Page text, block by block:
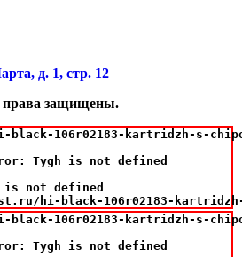
д. 1, стр. 12
права защищены.
106r02183-kartridzh-s-
Tygh is not defined
is not defined
hi-black-106r02183-
106r02183-kartridzh-s-chipom-
Tygh is not defined